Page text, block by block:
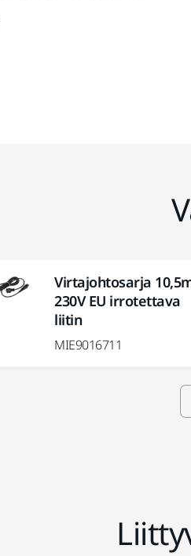
Virtajohtosarja
230V EU irrotettava
liitin
MIE9016711